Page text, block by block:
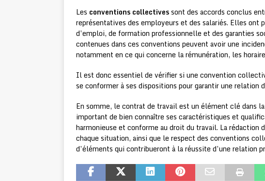
Les conventions collectivessont des accords conclus
représentatives des employeurs et des salariés. Elles ont
d’emploi, de formation professionnelle et des garanties
contenues dans ces conventions peuvent avoir une
notamment en ce qui concerne la rémunération, les
Il est donc essentiel de vérifier si une convention
se conformer à ses dispositions pour garantir une relation
En somme, le contrat de travail est un élément clé dans
important de bien connaître ses caractéristiques et
harmonieuse et conforme au droit du travail. La rédaction
chaque situation, ainsi que le respect des conventions
d’éléments qui contribueront à la réussite d’une relation